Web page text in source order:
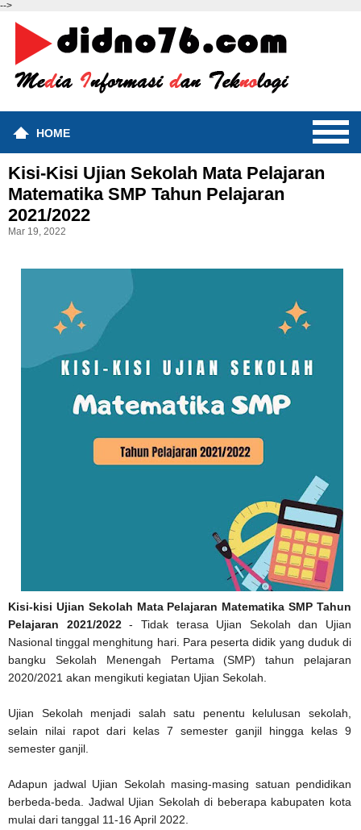
-->
HOME
Kisi-Kisi Ujian Sekolah Mata Pelajaran
Matematika SMP Tahun Pelajaran
2021/2022
Mar 19, 2022
Kisi-kisi Ujian Sekolah Mata Pelajaran Matematika SMP Tahun
Pelajaran 2021/2022- Tidak terasa Ujian Sekolah dan Ujian
Nasional tinggal menghitung hari. Para peserta didik yang duduk di
bangku Sekolah Menengah Pertama (SMP) tahun pelajaran
2020/2021 akan mengikuti kegiatan Ujian Sekolah.
Ujian Sekolah menjadi salah satu penentu kelulusan sekolah,
selain nilai rapot dari kelas 7 semester ganjil hingga kelas 9
semester ganjil.
Adapun jadwal Ujian Sekolah masing-masing satuan pendidikan
berbeda-beda. Jadwal Ujian Sekolah di beberapa kabupaten kota
mulai dari tanggal 11-16 April 2022.